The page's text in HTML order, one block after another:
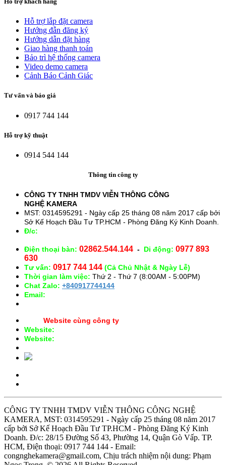
Hỗ trợ lắp đặt camera
Hướng đẫn đăng ký
Hướng dẫn đặt hàng
Giao hàng thanh toán
Bảo trì hệ thống camera
Video demo camera
Cảnh Báo Cảnh Giác
Tư vấn và báo giá
0917 744 144
Hỗ trợ kỹ thuật
0914 544 144
Thông tin công ty
CÔNG TY TNHH TMDV VIỄN THÔNG CÔNG
NGHỆ KAMERA
MST: 0314595291 - Ngày cấp 25 tháng 08 năm 2017 cấp bởi
Sở Kế Hoạch Đầu Tư TP.HCM - Phòng Đăng Ký Kinh Doanh.
Đ/c:
Điện thoại bàn: 02862.544.144 - Di động: 0977 893
630
Tư vấn: 0917 744 144 (Cả Chủ Nhật & Ngày Lễ)
Thời gian làm việc: Thứ 2 - Thứ 7 (8:00AM - 5:00PM)
Chat Zalo: +840917744144
Email:
Website cùng công ty
Website:
Website:
CÔNG TY TNHH TMDV VIỄN THÔNG CÔNG NGHỆ
KAMERA, MST: 0314595291 - Ngày cấp 25 tháng 08 năm 2017
cấp bởi Sở Kế Hoạch Đầu Tư TP.HCM - Phòng Đăng Ký Kinh
Doanh. Đ/c: 28/15 Đường Số 43, Phường 14, Quận Gò Vấp. TP.
HCM, Điện thoại: 0917 744 144 - Email:
congnghekamera@gmail.com, Chịu trách nhiệm nội dung: Phạm